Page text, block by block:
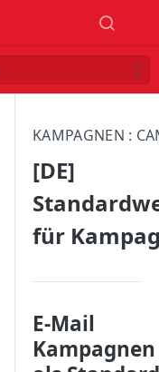
KAMPAGNEN :
[DE]
für
E-Mail
Kampagnen